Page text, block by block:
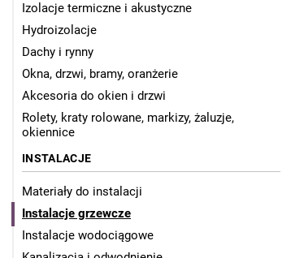
Izolacje termiczne i akustyczne
Hydroizolacje
Dachy i rynny
Okna, drzwi, bramy, oranżerie
Akcesoria do okien i drzwi
Rolety, kraty rolowane, markizy, żaluzje,
okiennice
INSTALACJE
Materiały do instalacji
Instalacje grzewcze
Instalacje wodociągowe